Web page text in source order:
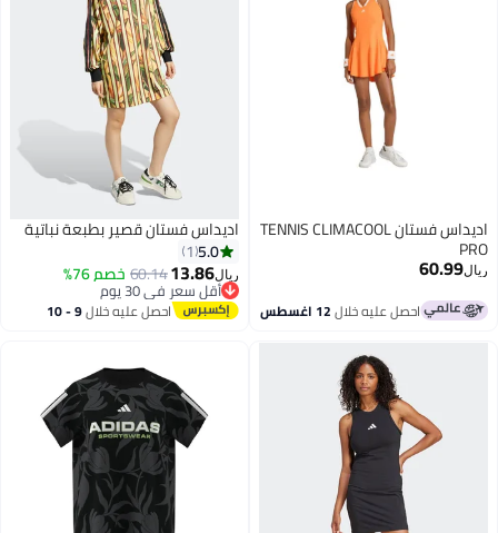
اديداس فستان TENNIS CLIMACOOL
PRO
ريال60.99
احصل عليه خلال12 اغسطس
اديداس فستان قصير بطبعة نباتية
5.0
1
ريال13.86
60.14خصم 76%
أقل سعر في 30 يوم
أقل سعر في 30 يوماحصل عليه خلال 9 - 10